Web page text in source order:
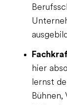
hier
lernst
Bühnen,